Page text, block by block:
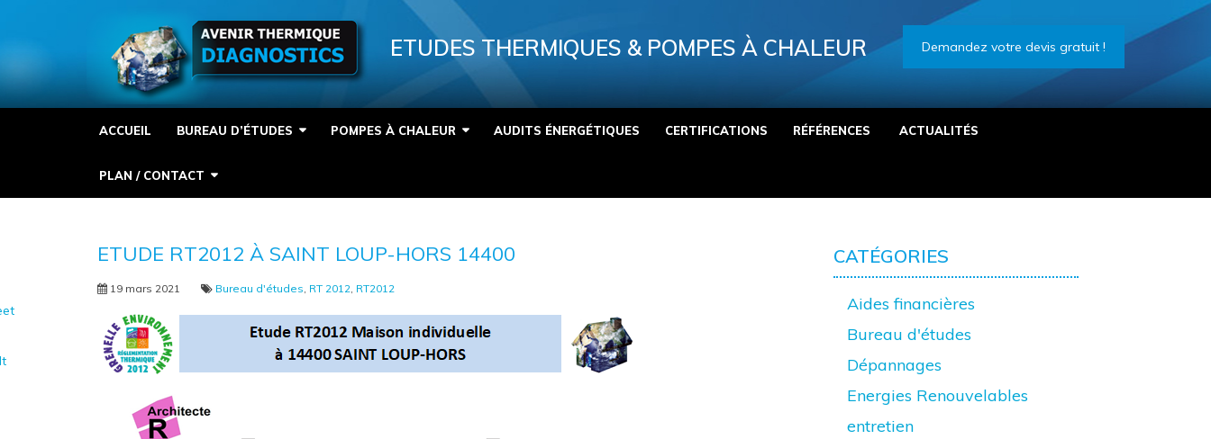
Demandez votre devis gratuit !
ETUDES THERMIQUES & POMPES À CHALEUR
ACCUEIL BUREAU D’ÉTUDES POMPES À CHALEUR AUDITS ÉNERGÉTIQUES CERTIFICATIONS RÉFÉRENCES ACTUALITÉS
PLAN / CONTACT
ETUDE RT2012 À SAINT LOUP-HORS 14400
19 mars 2021 Bureau d'études RT 2012 RT2012
CATÉGORIES
Aides financières
Bureau d'études
Dépannages
Energies Renouvelables
entretien